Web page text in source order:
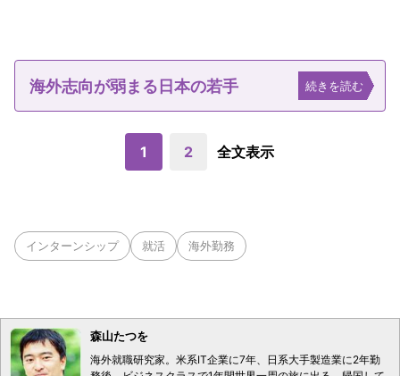
海外志向が弱まる日本の若手 続きを読む
1 2 全文表示
インターンシップ 就活 海外勤務
森山たつを
海外就職研究家。米系IT企業に7年、日系大手製造業に2年勤